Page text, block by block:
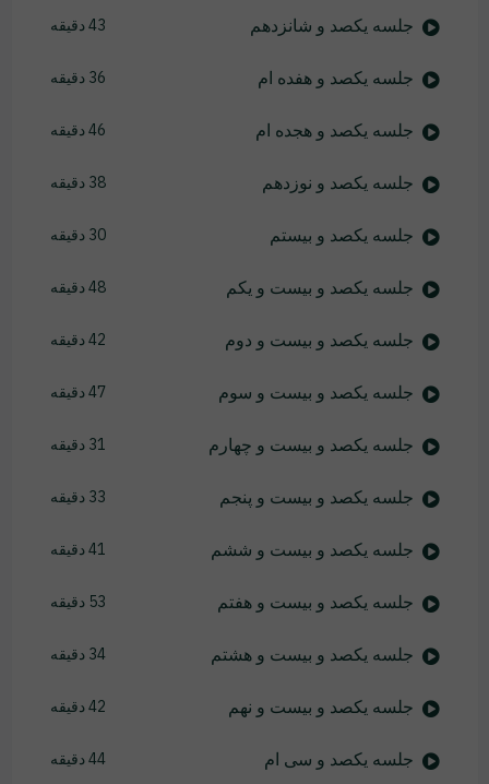
جلسه یکصد و شانزدهم 43 دقیقه
جلسه یکصد و هفده ام 36 دقیقه
جلسه یکصد و هجده ام 46 دقیقه
جلسه یکصد و نوزدهم 38 دقیقه
جلسه یکصد و بیستم 30 دقیقه
جلسه یکصد و بیست و یکم 48 دقیقه
جلسه یکصد و بیست و دوم 42 دقیقه
جلسه یکصد و بیست و سوم 47 دقیقه
جلسه یکصد و بیست و چهارم 31 دقیقه
جلسه یکصد و بیست و پنجم 33 دقیقه
جلسه یکصد و بیست و ششم 41 دقیقه
جلسه یکصد و بیست و هفتم 53 دقیقه
جلسه یکصد و بیست و هشتم 34 دقیقه
جلسه یکصد و بیست و نهم 42 دقیقه
جلسه یکصد و سی ام 44 دقیقه